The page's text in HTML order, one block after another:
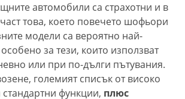
автомобили са страхотни и в
това, което повечето шофьори
модели са вероятно най-
за тези, които използват
или при по-дълги пътувания.
големият списък от високо
функции, плюс